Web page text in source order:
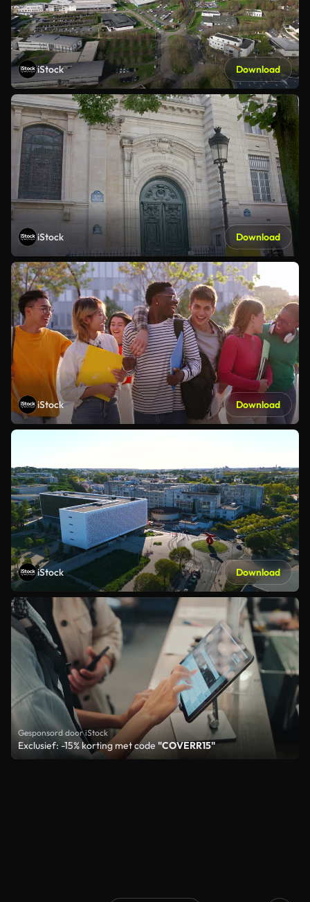
iStock Download
iStock Download
iStock Download
iStock Download
Gesponsord door iStock
Exclusief: -15% korting met code "COVERR15"